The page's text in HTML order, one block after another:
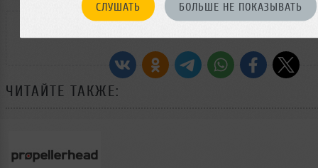
СЛУШАТЬ БОЛЬШЕ НЕ ПОКАЗЫВАТЬ
РАССКАЖИ ДРУЗЬЯМ
ЧИТАЙТЕ ТАКЖЕ: